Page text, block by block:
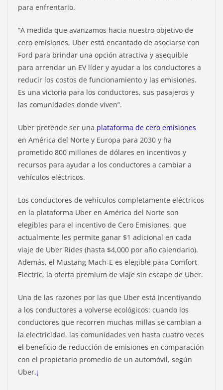
para enfrentarlo.
“A medida que avanzamos hacia nuestro objetivo de
cero emisiones, Uber está encantado de asociarse con
Ford para brindar una opción atractiva y asequible
para arrendar un EV líder y ayudar a los conductores a
reducir los costos de funcionamiento y las emisiones.
Es una victoria para los conductores, sus pasajeros y
las comunidades donde viven”.
Uber pretende ser una plataforma de cero emisiones
en América del Norte y Europa para 2030 y ha
prometido 800 millones de dólares en incentivos y
recursos para ayudar a los conductores a cambiar a
vehículos eléctricos.
Los conductores de vehículos completamente eléctricos
en la plataforma Uber en América del Norte son
elegibles para el incentivo de Cero Emisiones, que
actualmente les permite ganar $1 adicional en cada
viaje de Uber Rides (hasta $4,000 por año calendario).
Además, el Mustang Mach-E es elegible para Comfort
Electric, la oferta premium de viaje sin escape de Uber.
Una de las razones por las que Uber está incentivando
a los conductores a volverse ecológicos: cuando los
conductores que recorren muchas millas se cambian a
la electricidad, las comunidades ven hasta cuatro veces
el beneficio de reducción de emisiones en comparación
con el propietario promedio de un automóvil, según
Uber.¡